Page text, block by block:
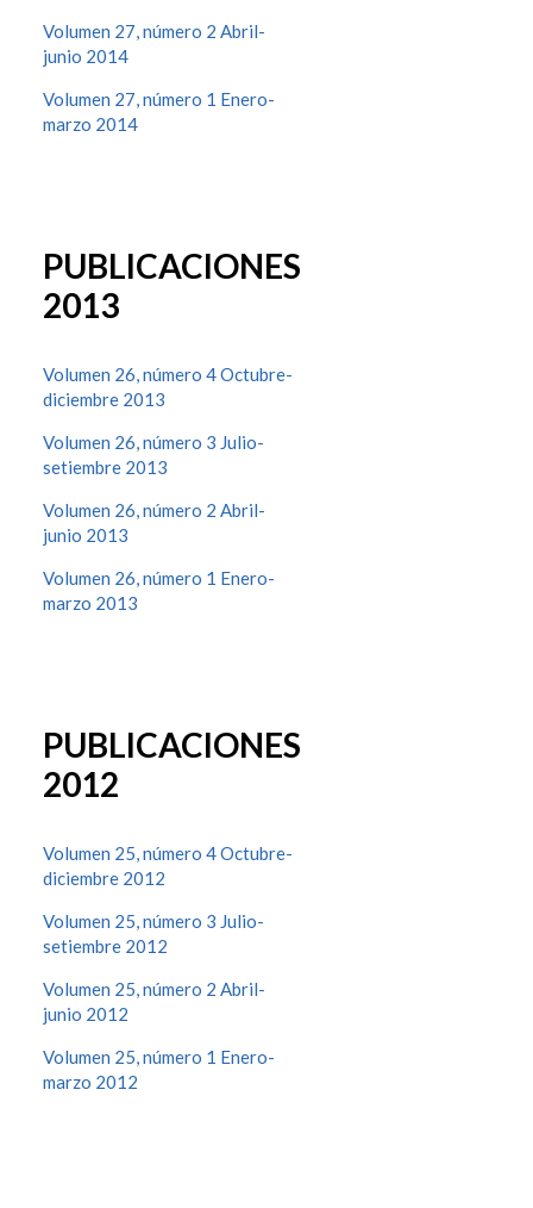
Volumen 27, número 2 Abril-
junio 2014
Volumen 27, número 1 Enero-
marzo 2014
PUBLICACIONES
2013
Volumen 26, número 4 Octubre-
diciembre 2013
Volumen 26, número 3 Julio-
setiembre 2013
Volumen 26, número 2 Abril-
junio 2013
Volumen 26, número 1 Enero-
marzo 2013
PUBLICACIONES
2012
Volumen 25, número 4 Octubre-
diciembre 2012
Volumen 25, número 3 Julio-
setiembre 2012
Volumen 25, número 2 Abril-
junio 2012
Volumen 25, número 1 Enero-
marzo 2012